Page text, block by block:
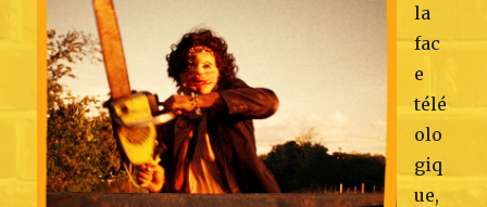
la
fac
e
télé
olo
giq
ue,